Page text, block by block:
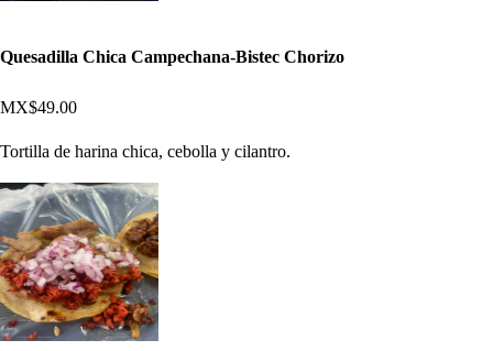
Quesadilla Chica Campechana-Bistec Chorizo
MX$49.00
Tortilla de harina chica, cebolla y cilantro.